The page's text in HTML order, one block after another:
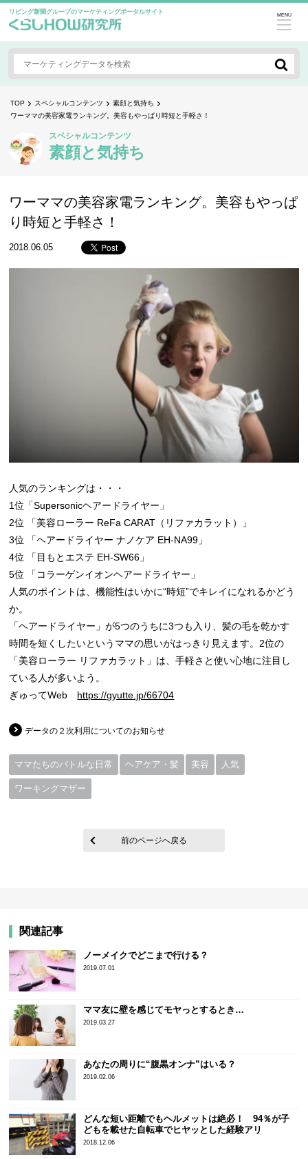
リビング新聞グループのマーケティングポータルサイト MENU
TOP スペシャルコンテンツ
素顔と気持ち
ワーママの美容家電ランキング。美容もやっぱり時短と手軽さ！
スペシャルコンテンツ
素顔と気持ち
ワーママの美容家電ランキング。美容もやっぱ
り時短と手軽さ！
2018.06.05
人気のランキングは・・・
1位「Supersonicヘアードライヤー」
2位 「美容ローラー ReFa CARAT（リファカラット）」
3位 「ヘアードライヤー ナノケア EH-NA99」
4位 「目もとエステ EH-SW66」
5位 「コラーゲンイオンヘアードライヤー」
人気のポイントは、機能性はいかに“時短”でキレイになれるかどう
か。
「ヘアードライヤー」が5つのうちに3つも入り、髪の毛を乾かす
時間を短くしたいというママの思いがはっきり見えます。2位の
「美容ローラー リファカラット」は、手軽さと使い心地に注目し
ている人が多いよう。
ぎゅってWeb https://gyutte.jp/66704
データの２次利用についてのお知らせ
ママたちのバトルな日常 ヘアケア・髪 美容 人気
ワーキングマザー
前のページへ戻る
関連記事
ノーメイクでどこまで行ける？
2019.07.01
ママ友に壁を感じてモヤっとするとき…
2019.03.27
あなたの周りに“腹黒オンナ”はいる？
2019.02.06
どんな短い距離でもヘルメットは絶必！ 94％が子
どもを載せた自転車でヒヤッとした経験アリ
2018.12.06